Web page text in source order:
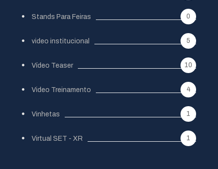
Stands Para Feiras 0
video institucional 5
Vídeo Teaser 10
Video Treinamento 4
Vinhetas 1
Virtual SET - XR 1